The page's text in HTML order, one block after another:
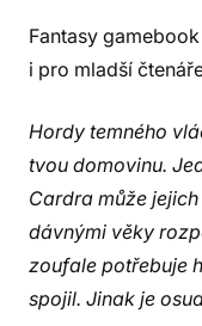
Fantasy
i pro mladší
Hordy temného
tvou domovinu.
Cardra může
dávnými věky
zoufale potřebuje
spojil. Jinak je